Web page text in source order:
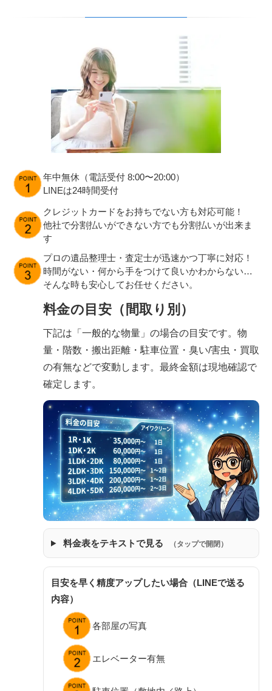
年中無休（電話受付 8:00〜20:00）
LINEは24時間受付
クレジットカードをお持ちでない方も対応可能！
他社で分割払いができない方でも分割払いが出来ま
す
プロの遺品整理士・査定士が迅速かつ丁寧に対応！
時間がない・何から手をつけて良いかわからない…
そんな時も安心してお任せください。
料金の目安（間取り別）
下記は「一般的な物量」の場合の目安です。物
量・階数・搬出距離・駐車位置・臭い/害虫・買取
の有無などで変動します。最終金額は現地確認で
確定します。
料金表をテキストで見る （タップで開閉）
目安を早く精度アップしたい場合（LINEで送る
内容）
各部屋の写真
エレベーター有無